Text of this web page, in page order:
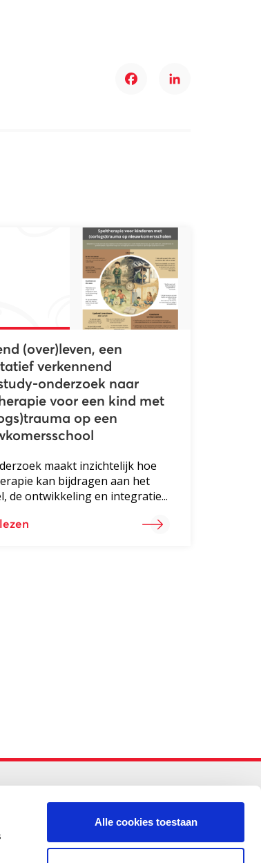
Alle cookies toestaan
FacebookLinkedIn
(over)leven, een
verkennend
onderzoek naar
voor een kind met
op een
maakt inzichtelijk hoe
kan bijdragen aan het
de ontwikkeling en integratie...